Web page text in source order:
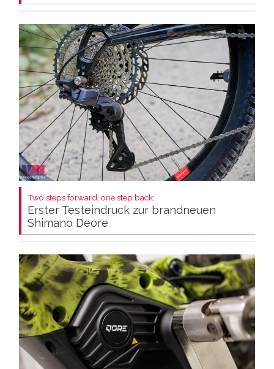
Two steps forward, one step back:
Erster Testeindruck zur brandneuen
Shimano Deore